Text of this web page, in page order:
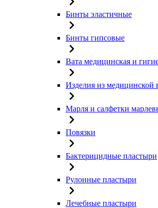
Бинты эластичные
Бинты гипсовые
Вата медицинская и
Изделия из медицинской
Марля и салфетки
Повязки
Бактерицидные пластыри
Рулонные пластыри
Лечебные пластыри